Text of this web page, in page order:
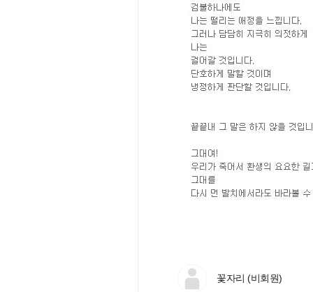
꽃자리 (비회원)